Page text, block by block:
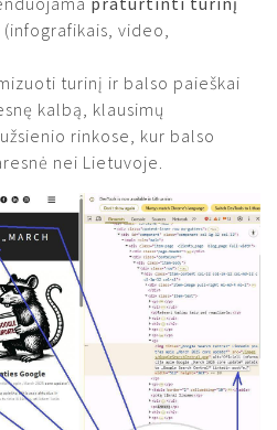
(infografikais, video,
turinį ir balso paieškai
kalbą, klausimų
rinkose, kur balso
nei Lietuvoje.